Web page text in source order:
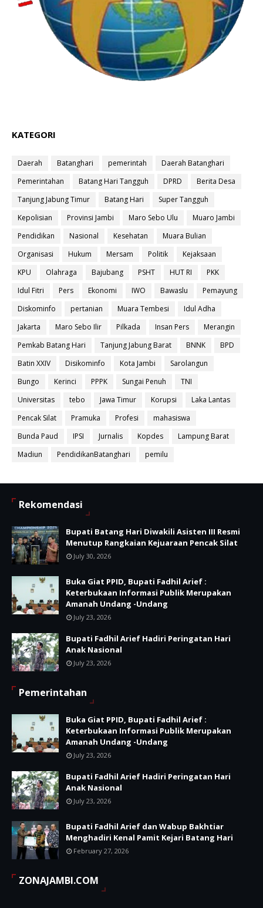
KATEGORI
Daerah Batanghari pemerintah
Daerah Batanghari
Pemerintahan
Batang Hari Tangguh DPRD
Berita Desa
Tanjung Jabung Timur
Batang Hari
Super Tangguh
Kepolisian
Provinsi Jambi Maro Sebo Ulu
Muaro Jambi
Pendidikan
Nasional Kesehatan
Muara Bulian
Organisasi
Hukum Mersam Politik
Kejaksaan
KPU
Olahraga Bajubang PSHT HUT RI
PKK
Idul Fitri
Pers Ekonomi IWO Bawaslu
Pemayung
Diskominfo
pertanian Muara Tembesi
Idul Adha
Jakarta
Maro Sebo Ilir Pilkada Insan Pers
Merangin
Pemkab Batang Hari
Tanjung Jabung Barat BNNK
BPD
Batin XXIV
Disikominfo Kota Jambi
Sarolangun
Bungo
Kerinci PPPK Sungai Penuh
TNI
Universitas
tebo Jawa Timur Korupsi
Laka Lantas
Pencak Silat
Pramuka Profesi
mahasiswa
Bunda Paud
IPSI Jurnalis Kopdes
Lampung Barat
Madiun
PendidikanBatanghari pemilu
Rekomendasi
Bupati Batang Hari Diwakili Asisten III Resmi
Menutup Rangkaian Kejuaraan Pencak Silat
July 30, 2026
Buka Giat PPID, Bupati Fadhil Arief :
Keterbukaan Informasi Publik Merupakan
Amanah Undang -Undang
July 23, 2026
Bupati Fadhil Arief Hadiri Peringatan Hari
Anak Nasional
July 23, 2026
Pemerintahan
Buka Giat PPID, Bupati Fadhil Arief :
Keterbukaan Informasi Publik Merupakan
Amanah Undang -Undang
July 23, 2026
Bupati Fadhil Arief Hadiri Peringatan Hari
Anak Nasional
July 23, 2026
Bupati Fadhil Arief dan Wabup Bakhtiar
Menghadiri Kenal Pamit Kejari Batang Hari
February 27, 2026
ZONAJAMBI.COM